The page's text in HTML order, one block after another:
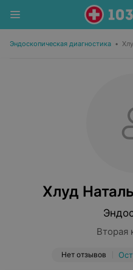
Эндоскопическая диагностика •
Хлуд
Вторая
Нет отзывов